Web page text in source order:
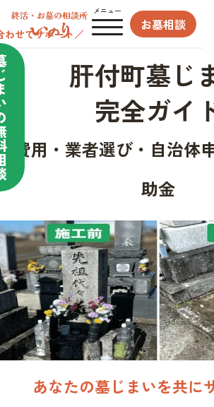
メニュー
お墓相談
わせてサポート／
肝付町墓じ
完全ガイ
費用・業者選び・自治体
助金
あなたの墓じまいを共に